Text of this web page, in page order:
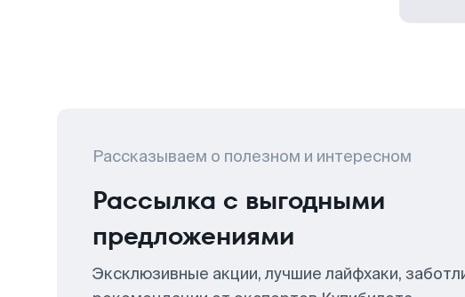
Рассказываем о полезном и интересном
Рассылка с выгодными
предложениями
Эксклюзивные акции, лучшие лайфхаки,